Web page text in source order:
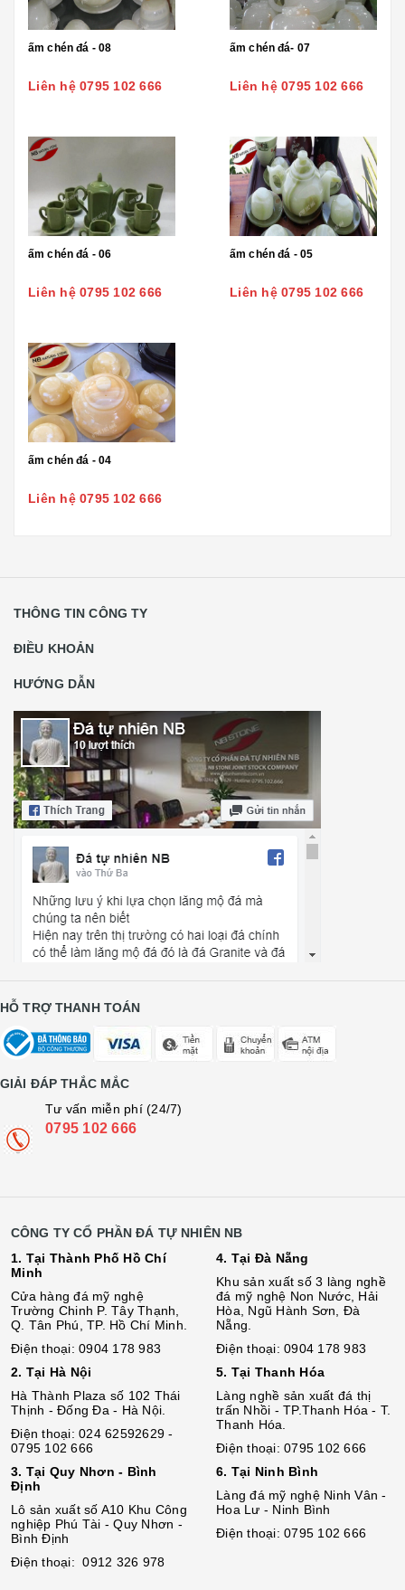
ấm chén đá - 08
Liên hệ 0795 102 666
ấm chén đá- 07
Liên hệ 0795 102 666
ấm chén đá - 06
Liên hệ 0795 102 666
ấm chén đá - 05
Liên hệ 0795 102 666
ấm chén đá - 04
Liên hệ 0795 102 666
THÔNG TIN CÔNG TY
ĐIỀU KHOẢN
HƯỚNG DẪN
HỖ TRỢ THANH TOÁN
GIẢI ĐÁP THẮC MẮC
Tư vấn miễn phí (24/7)
0795 102 666
CÔNG TY CỔ PHẦN ĐÁ TỰ NHIÊN NB
1. Tại Thành Phố Hồ Chí
Minh
Cửa hàng đá mỹ nghệ
Trường Chinh P. Tây Thạnh,
Q. Tân Phú, TP. Hồ Chí Minh.
Điện thoại: 0904 178 983
2. Tại Hà Nội
Hà Thành Plaza số 102 Thái
Thịnh - Đống Đa - Hà Nội.
Điện thoại: 024 62592629 -
0795 102 666
3. Tại Quy Nhơn - Bình
Định
Lô sản xuất số A10 Khu Công
nghiệp Phú Tài - Quy Nhơn -
Bình Định
Điện thoại: 0912 326 978
4. Tại Đà Nẵng
Khu sản xuất số 3 làng nghề
đá mỹ nghệ Non Nước, Hải
Hòa, Ngũ Hành Sơn, Đà
Nẵng.
Điện thoại: 0904 178 983
5. Tại Thanh Hóa
Làng nghề sản xuất đá thị
trấn Nhồi - TP.Thanh Hóa - T.
Thanh Hóa.
Điện thoại: 0795 102 666
6. Tại Ninh Bình
Làng đá mỹ nghệ Ninh Vân -
Hoa Lư - Ninh Bình
Điện thoại: 0795 102 666